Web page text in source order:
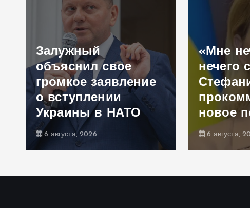
Залужный
объяснил свое
громкое заявление
о вступлении
Украины в НАТО
6 августа, 2026
«Мне
нечего
новое
6 августа,